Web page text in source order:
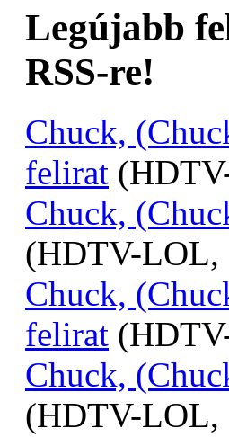
Legújabb
RSS-re!
Chuck,
felirat
Chuck,
(HDTV-LOL,
Chuck,
felirat
Chuck,
(HDTV-LOL,